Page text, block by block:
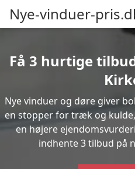
Nye-vinduer-
Få 3 hurtige
Nye vinduer og døre giver
en stopper for træk og
en højere
indhente 3 tilbud på